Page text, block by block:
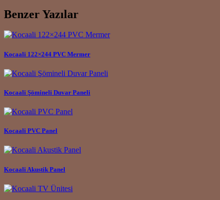
Benzer Yazılar
Kocaali 122×244 PVC Mermer
Kocaali Şömineli Duvar Paneli
Kocaali PVC Panel
Kocaali Akustik Panel